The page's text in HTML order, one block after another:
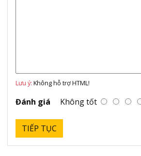
Lưu ý: Không hỗ trợ HTML!
Đánh giá Không tốt
TIẾP TỤC